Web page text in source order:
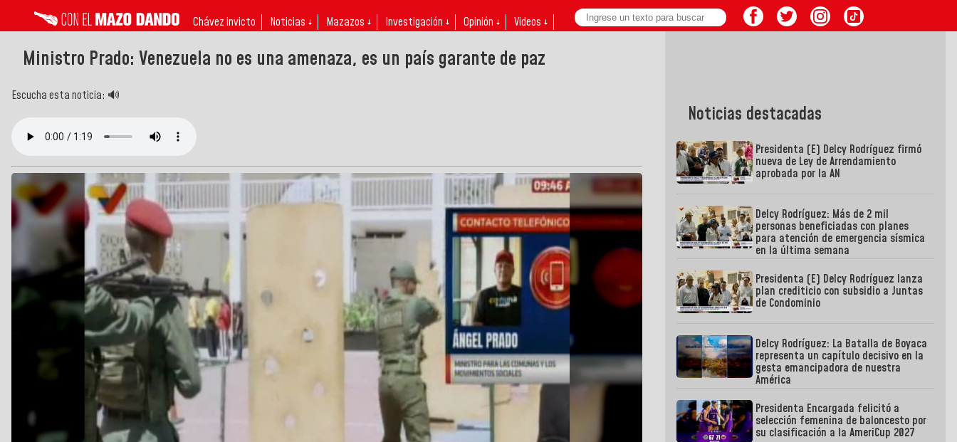
Chávez invicto Noticias ↓ Mazazos ↓ Investigación ↓ Opinión ↓ Videos ↓
Ministro Prado: Venezuela no es una amenaza, es un país garante de paz
Escucha esta noticia: 🔊
Noticias destacadas
Presidenta (E) Delcy Rodríguez firmó
nueva de Ley de Arrendamiento
aprobada por la AN
Delcy Rodríguez: Más de 2 mil
personas beneficiadas con planes
para atención de emergencia sísmica
en la última semana
Presidenta (E) Delcy Rodríguez lanza
plan crediticio con subsidio a Juntas
de Condominio
Delcy Rodríguez: La Batalla de Boyaca
representa un capítulo decisivo en la
gesta emancipadora de nuestra
América
Presidenta Encargada felicitó a
selección femenina de baloncesto por
su clasificación a la AmeriCup 2027